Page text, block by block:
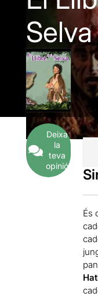
Selva
Deixa
la
teva
opinió
És